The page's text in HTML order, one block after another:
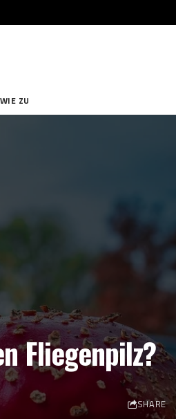
WIE ZU
Fliegenpilz?
SHARE